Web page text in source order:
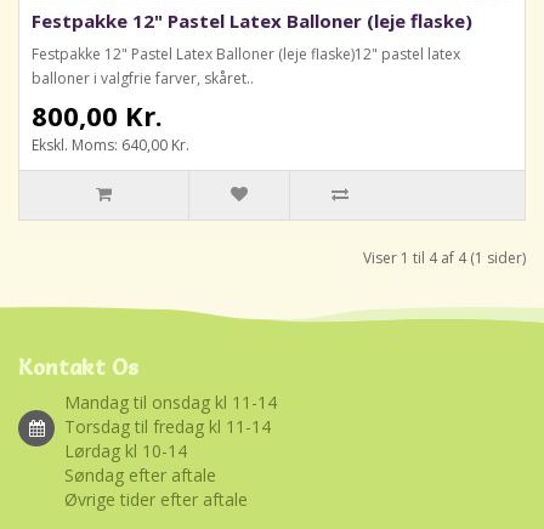
Festpakke 12" Pastel Latex Balloner (leje flaske)
Festpakke 12" Pastel Latex Balloner (leje flaske)12" pastel latex
balloner i valgfrie farver, skåret..
800,00 Kr.
Ekskl. Moms: 640,00 Kr.
Viser 1 til 4 af 4 (1 sider)
Kontakt Os
Mandag til onsdag kl 11-14
Torsdag til fredag kl 11-14
Lørdag kl 10-14
Søndag efter aftale
Øvrige tider efter aftale